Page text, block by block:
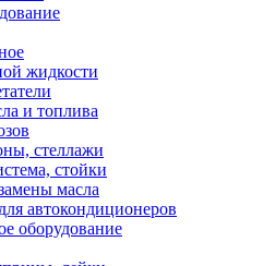
жидкости
и топлива
стеллажи
стойки
масла
автокондиционеров
оборудование